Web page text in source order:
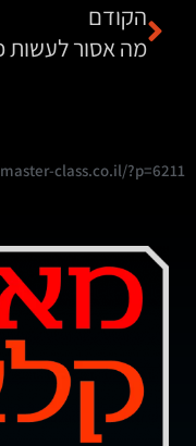
הקודם
master-class.co.il/?p=6211